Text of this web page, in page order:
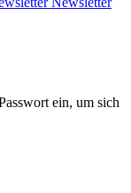
ein, um sich